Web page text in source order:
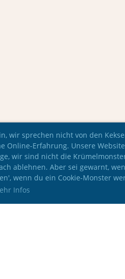
wir sprechen nicht von den
Online-Erfahrung. Unsere
wir sind nicht die
ablehnen. Aber sei gewarnt,
wenn du ein Cookie-Monster
Infos